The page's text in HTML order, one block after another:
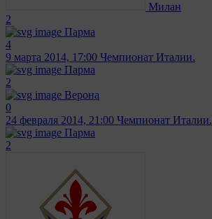
Милан
2
Парма
4
9 марта 2014, 17:00 Чемпионат Италии.
Парма
2
Верона
0
24 февраля 2014, 21:00 Чемпионат Италии.
Парма
2